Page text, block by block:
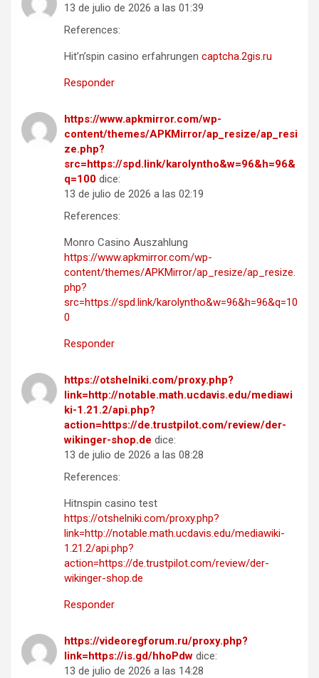
13 de julio de 2026 a las 01:39
References:
Hit’n’spin casino erfahrungen captcha.2gis.ru
Responder
https://www.apkmirror.com/wp-
content/themes/APKMirror/ap_resize/ap_resi
ze.php?
src=https://spd.link/karolyntho&w=96&h=96&
q=100 dice:
13 de julio de 2026 a las 02:19
References:
Monro Casino Auszahlung
https://www.apkmirror.com/wp-
content/themes/APKMirror/ap_resize/ap_resize.
php?
src=https://spd.link/karolyntho&w=96&h=96&q=10
0
Responder
https://otshelniki.com/proxy.php?
link=http://notable.math.ucdavis.edu/mediawi
ki-1.21.2/api.php?
action=https://de.trustpilot.com/review/der-
wikinger-shop.de dice:
13 de julio de 2026 a las 08:28
References:
Hitnspin casino test
https://otshelniki.com/proxy.php?
link=http://notable.math.ucdavis.edu/mediawiki-
1.21.2/api.php?
action=https://de.trustpilot.com/review/der-
wikinger-shop.de
Responder
https://videoregforum.ru/proxy.php?
link=https://is.gd/hhoPdw dice:
13 de julio de 2026 a las 14:28